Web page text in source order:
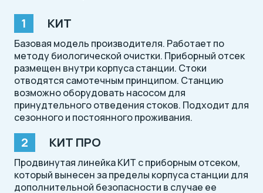
КИТ
Базовая модель производителя. Работает по
методу биологической очистки. Приборный отсек
размещен внутри корпуса станции. Стоки
отводятся самотечным принципом. Станцию
возможно оборудовать насосом для
принудтельного отведения стоков. Подходит для
сезонного и постоянного проживания.
КИТ ПРО
Продвинутая линейка КИТ с приборным отсеком,
который вынесен за пределы корпуса станции для
дополнительной безопасности в случае ее